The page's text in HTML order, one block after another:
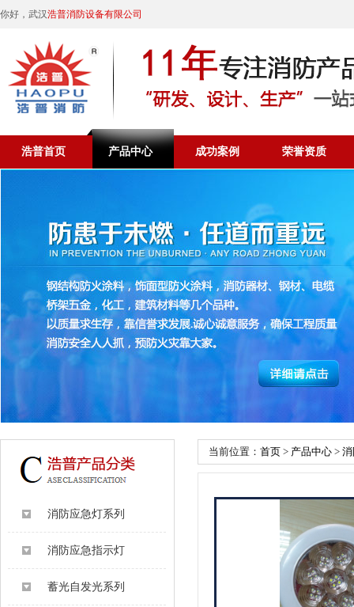
你好，武汉浩普消防设备有限公司
浩普首页 产品中心 成功案例 荣誉资质
消防应急灯系列
消防应急指示灯
蓄光自发光系列
当前位置： 首页 > 产品中心 >